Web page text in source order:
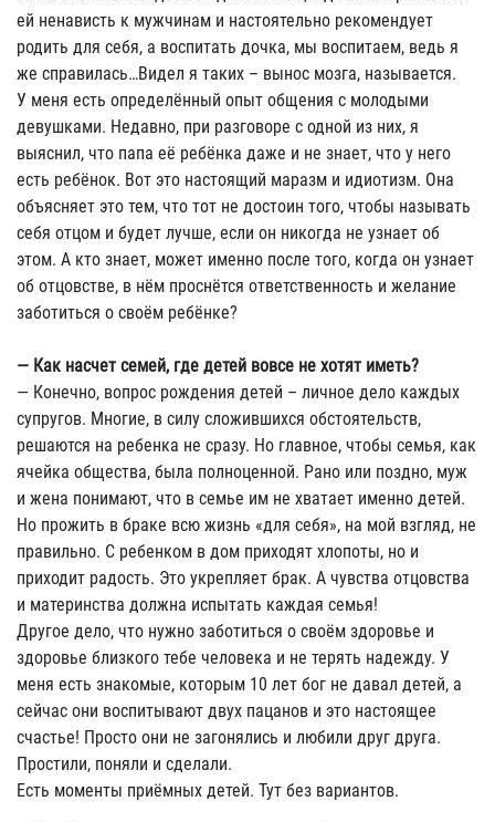
ей ненависть к мужчинам и настоятельно рекомендует
родить для себя, а воспитать дочка, мы воспитаем, ведь я
же справилась…Видел я таких – вынос мозга, называется.
У меня есть определённый опыт общения с молодыми
девушками. Недавно, при разговоре с одной из них, я
выяснил, что папа её ребёнка даже и не знает, что у него
есть ребёнок. Вот это настоящий маразм и идиотизм. Она
объясняет это тем, что тот не достоин того, чтобы называть
себя отцом и будет лучше, если он никогда не узнает об
этом. А кто знает, может именно после того, когда он узнает
об отцовстве, в нём проснётся ответственность и желание
заботиться о своём ребёнке?
— Как насчет семей, где детей вовсе не хотят иметь?
— Конечно, вопрос рождения детей – личное дело каждых
супругов. Многие, в силу сложившихся обстоятельств,
решаются на ребенка не сразу. Но главное, чтобы семья, как
ячейка общества, была полноценной. Рано или поздно, муж
и жена понимают, что в семье им не хватает именно детей.
Но прожить в браке всю жизнь «для себя», на мой взгляд, не
правильно. С ребенком в дом приходят хлопоты, но и
приходит радость. Это укрепляет брак. А чувства отцовства
и материнства должна испытать каждая семья!
Другое дело, что нужно заботиться о своём здоровье и
здоровье близкого тебе человека и не терять надежду. У
меня есть знакомые, которым 10 лет бог не давал детей, а
сейчас они воспитывают двух пацанов и это настоящее
счастье! Просто они не загонялись и любили друг друга.
Простили, поняли и сделали.
Есть моменты приёмных детей. Тут без вариантов.